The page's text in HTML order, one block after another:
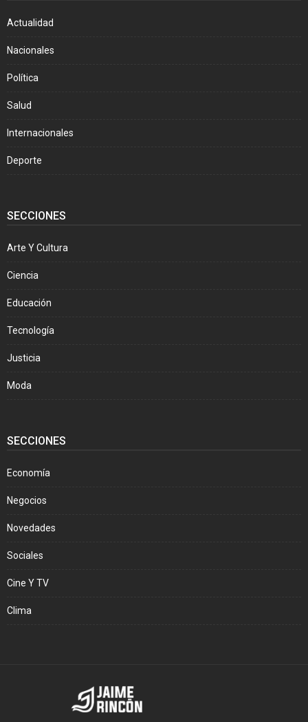
Actualidad
Nacionales
Política
Salud
Internacionales
Deporte
SECCIONES
Arte Y Cultura
Ciencia
Educación
Tecnología
Justicia
Moda
SECCIONES
Economía
Negocios
Novedades
Sociales
Cine Y TV
Clima